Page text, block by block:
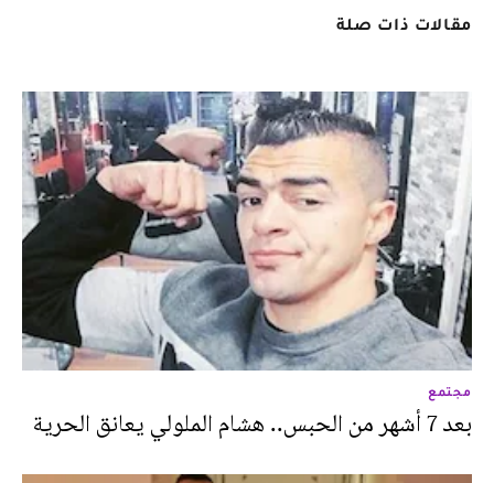
مقالات ذات صلة
مجتمع
بعد 7 أشهر من الحبس.. هشام الملولي يعانق الحرية